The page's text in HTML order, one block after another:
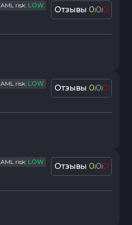
AML risk: LOW Отзывы 0|0|0
AML risk: LOW Отзывы 0|0|0
AML risk: LOW Отзывы 0|0|0